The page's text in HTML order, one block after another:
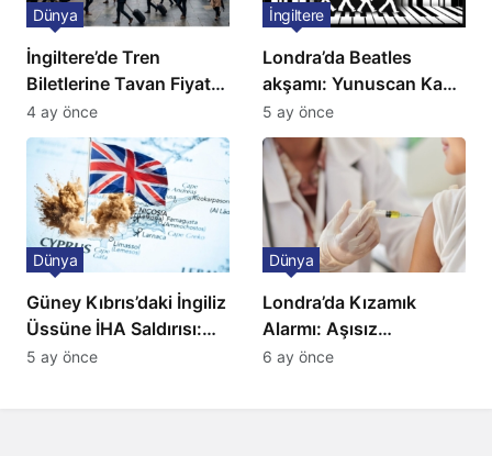
İngiltere’de Tren
Biletlerine Tavan Fiyat:
Ulaşımda Yeni
Düzenleme
Dünya
4 ay önce
Londra’da Beatles
akşamı: Yunuscan Kaya
klasik yorumuyla
sahnede
İngiltere
5 ay önce
Güney Kıbrıs’daki İngiliz
Üssüne İHA Saldırısı:
Patlama, Sirenler ve
Dünya
5 ay önce
Londra’da Kızamık
Alarmı: Aşısız
Öğrenciler Okullardan
Dünya
6 ay önce